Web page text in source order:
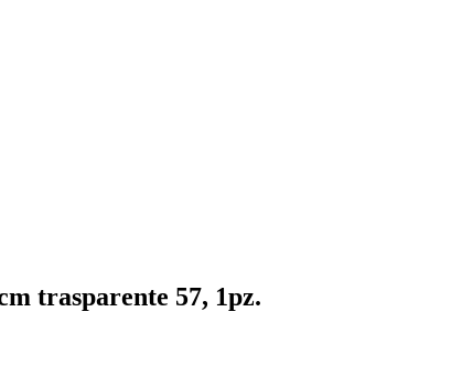
trasparente 57, 1pz.